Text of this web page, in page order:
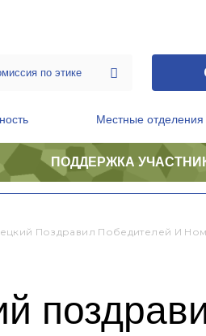
Местные отделения
ПОДДЕРЖКА
Поздравил Победителей И